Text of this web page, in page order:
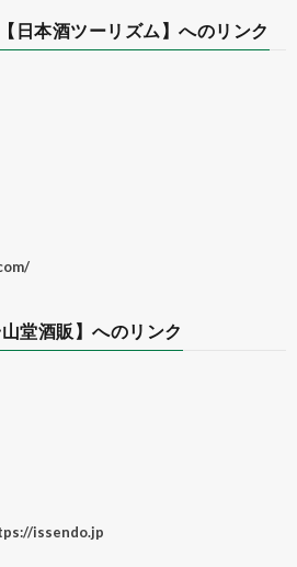
日本酒ツーリズム】へのリンク
堂酒販】へのリンク
issendo.jp